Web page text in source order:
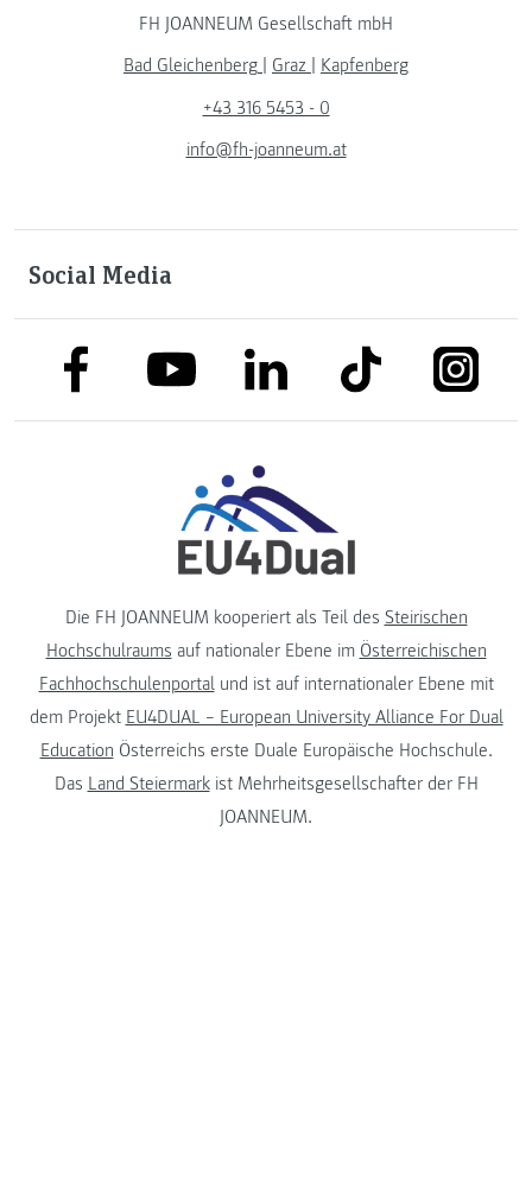
FH JOANNEUM Gesellschaft mbH
Bad Gleichenberg
Graz
Kapfenberg
+43 316 5453 - 0
info@fh-joanneum.at
Social Media
link to facebooklink to youtubelink to linkedinlink to tiktok
Die FH JOANNEUM kooperiert als Teil des Steirischen
Hochschulraums auf nationaler Ebene im Österreichischen
Fachhochschulenportalund ist auf internationaler Ebene mit
dem Projekt EU4DUAL – European University Alliance For Dual
Education Österreichs erste Duale Europäische Hochschule.
Das Land Steiermarkist Mehrheitsgesellschafter der FH
JOANNEUM.